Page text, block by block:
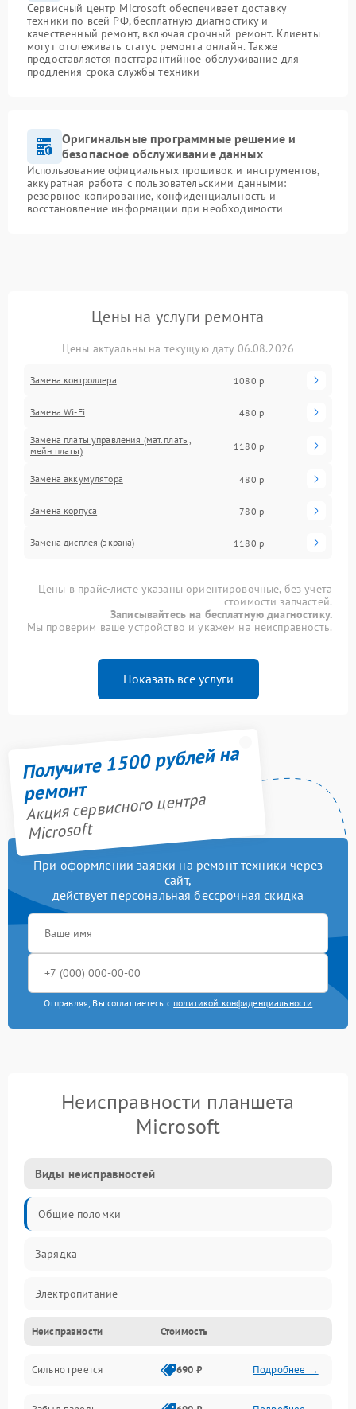
Сервисный центр Microsoft обеспечивает доставку
техники по всей РФ, бесплатную диагностику и
качественный ремонт, включая срочный ремонт. Клиенты
могут отслеживать статус ремонта онлайн. Также
предоставляется постгарантийное обслуживание для
продления срока службы техники
Оригинальные программные решение и
безопасное обслуживание данных
Использование официальных прошивок и инструментов,
аккуратная работа с пользовательскими данными:
резервное копирование, конфиденциальность и
восстановление информации при необходимости
Цены на услуги ремонта
Цены актуальны на текущую дату 06.08.2026
Замена контроллера 1080 р
Замена Wi-Fi 480 р
Замена платы управления (мат.платы,
мейн платы)
1180 р
Замена аккумулятора 480 р
Замена корпуса 780 р
Замена дисплея (экрана) 1180 р
Цены в прайс-листе указаны ориентировочные, без учета
стоимости запчастей.
Записывайтесь на бесплатную диагностику.
Мы проверим ваше устройство и укажем на неисправность.
Показать все услуги
Получите 1500 рублей на
ремонт
Акция сервисного центра
Microsoft
При оформлении заявки на ремонт техники через
сайт,
действует персональная бессрочная скидка
Отправляя, Вы соглашаетесь с политикой конфиденциальности
Неисправности планшета
Microsoft
Виды неисправностей
Общие поломки
Зарядка
Электропитание
Экран и изображение
Дисплей
Неисправности Стоимость
Сильно греется 690 ₽ Подробнее →